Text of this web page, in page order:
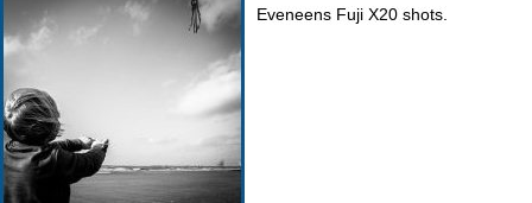
Eveneens Fuji X20 shots.